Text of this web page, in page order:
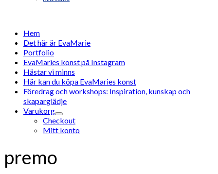
Hem
Det här är EvaMarie
Portfolio
EvaMaries konst på Instagram
Hästar vi minns
Här kan du köpa EvaMaries konst
Föredrag och workshops: Inspiration, kunskap och
skaparglädje
Varukorg
Checkout
Mitt konto
premo